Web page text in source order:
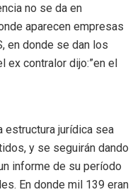
no se da en
aparecen empresas
en donde se dan los
ex contralor dijo:”en el
estructura jurídica sea
y se seguirán dando
informe de su período
En donde mil 139 eran